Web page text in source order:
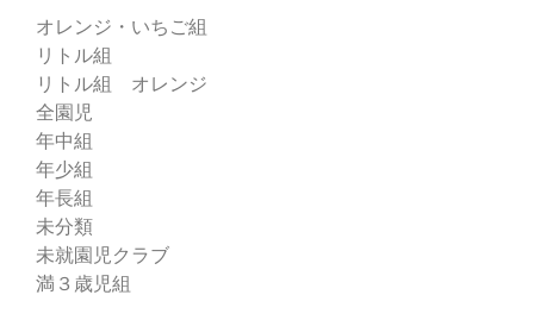
オレンジ・いちご組
リトル組
リトル組 オレンジ
全園児
年中組
年少組
年長組
未分類
未就園児クラブ
満３歳児組